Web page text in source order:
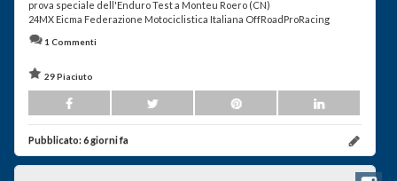
prova speciale dell'Enduro Test a Monteu Roero (CN)
24MX Eicma Federazione Motociclistica Italiana OffRoadProRacing
1 Commenti
29 Piaciuto
Pubblicato:6 giorni fa